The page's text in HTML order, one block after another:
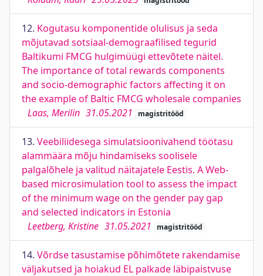
12. Kogutasu komponentide olulisus ja seda
mõjutavad sotsiaal-demograafilised tegurid
Baltikumi FMCG hulgimüügi ettevõtete näitel.
The importance of total rewards components
and socio-demographic factors affecting it on
the example of Baltic FMCG wholesale companies
Laas, Merilin 31.05.2021 magistritööd
13. Veebiliidesega simulatsioonivahend töötasu
alammäära mõju hindamiseks soolisele
palgalõhele ja valitud näitajatele Eestis. A Web-
based microsimulation tool to assess the impact
of the minimum wage on the gender pay gap
and selected indicators in Estonia
Leetberg, Kristine 31.05.2021 magistritööd
14. Võrdse tasustamise põhimõtete rakendamise
väljakutsed ja hoiakud EL palkade läbipaistvuse